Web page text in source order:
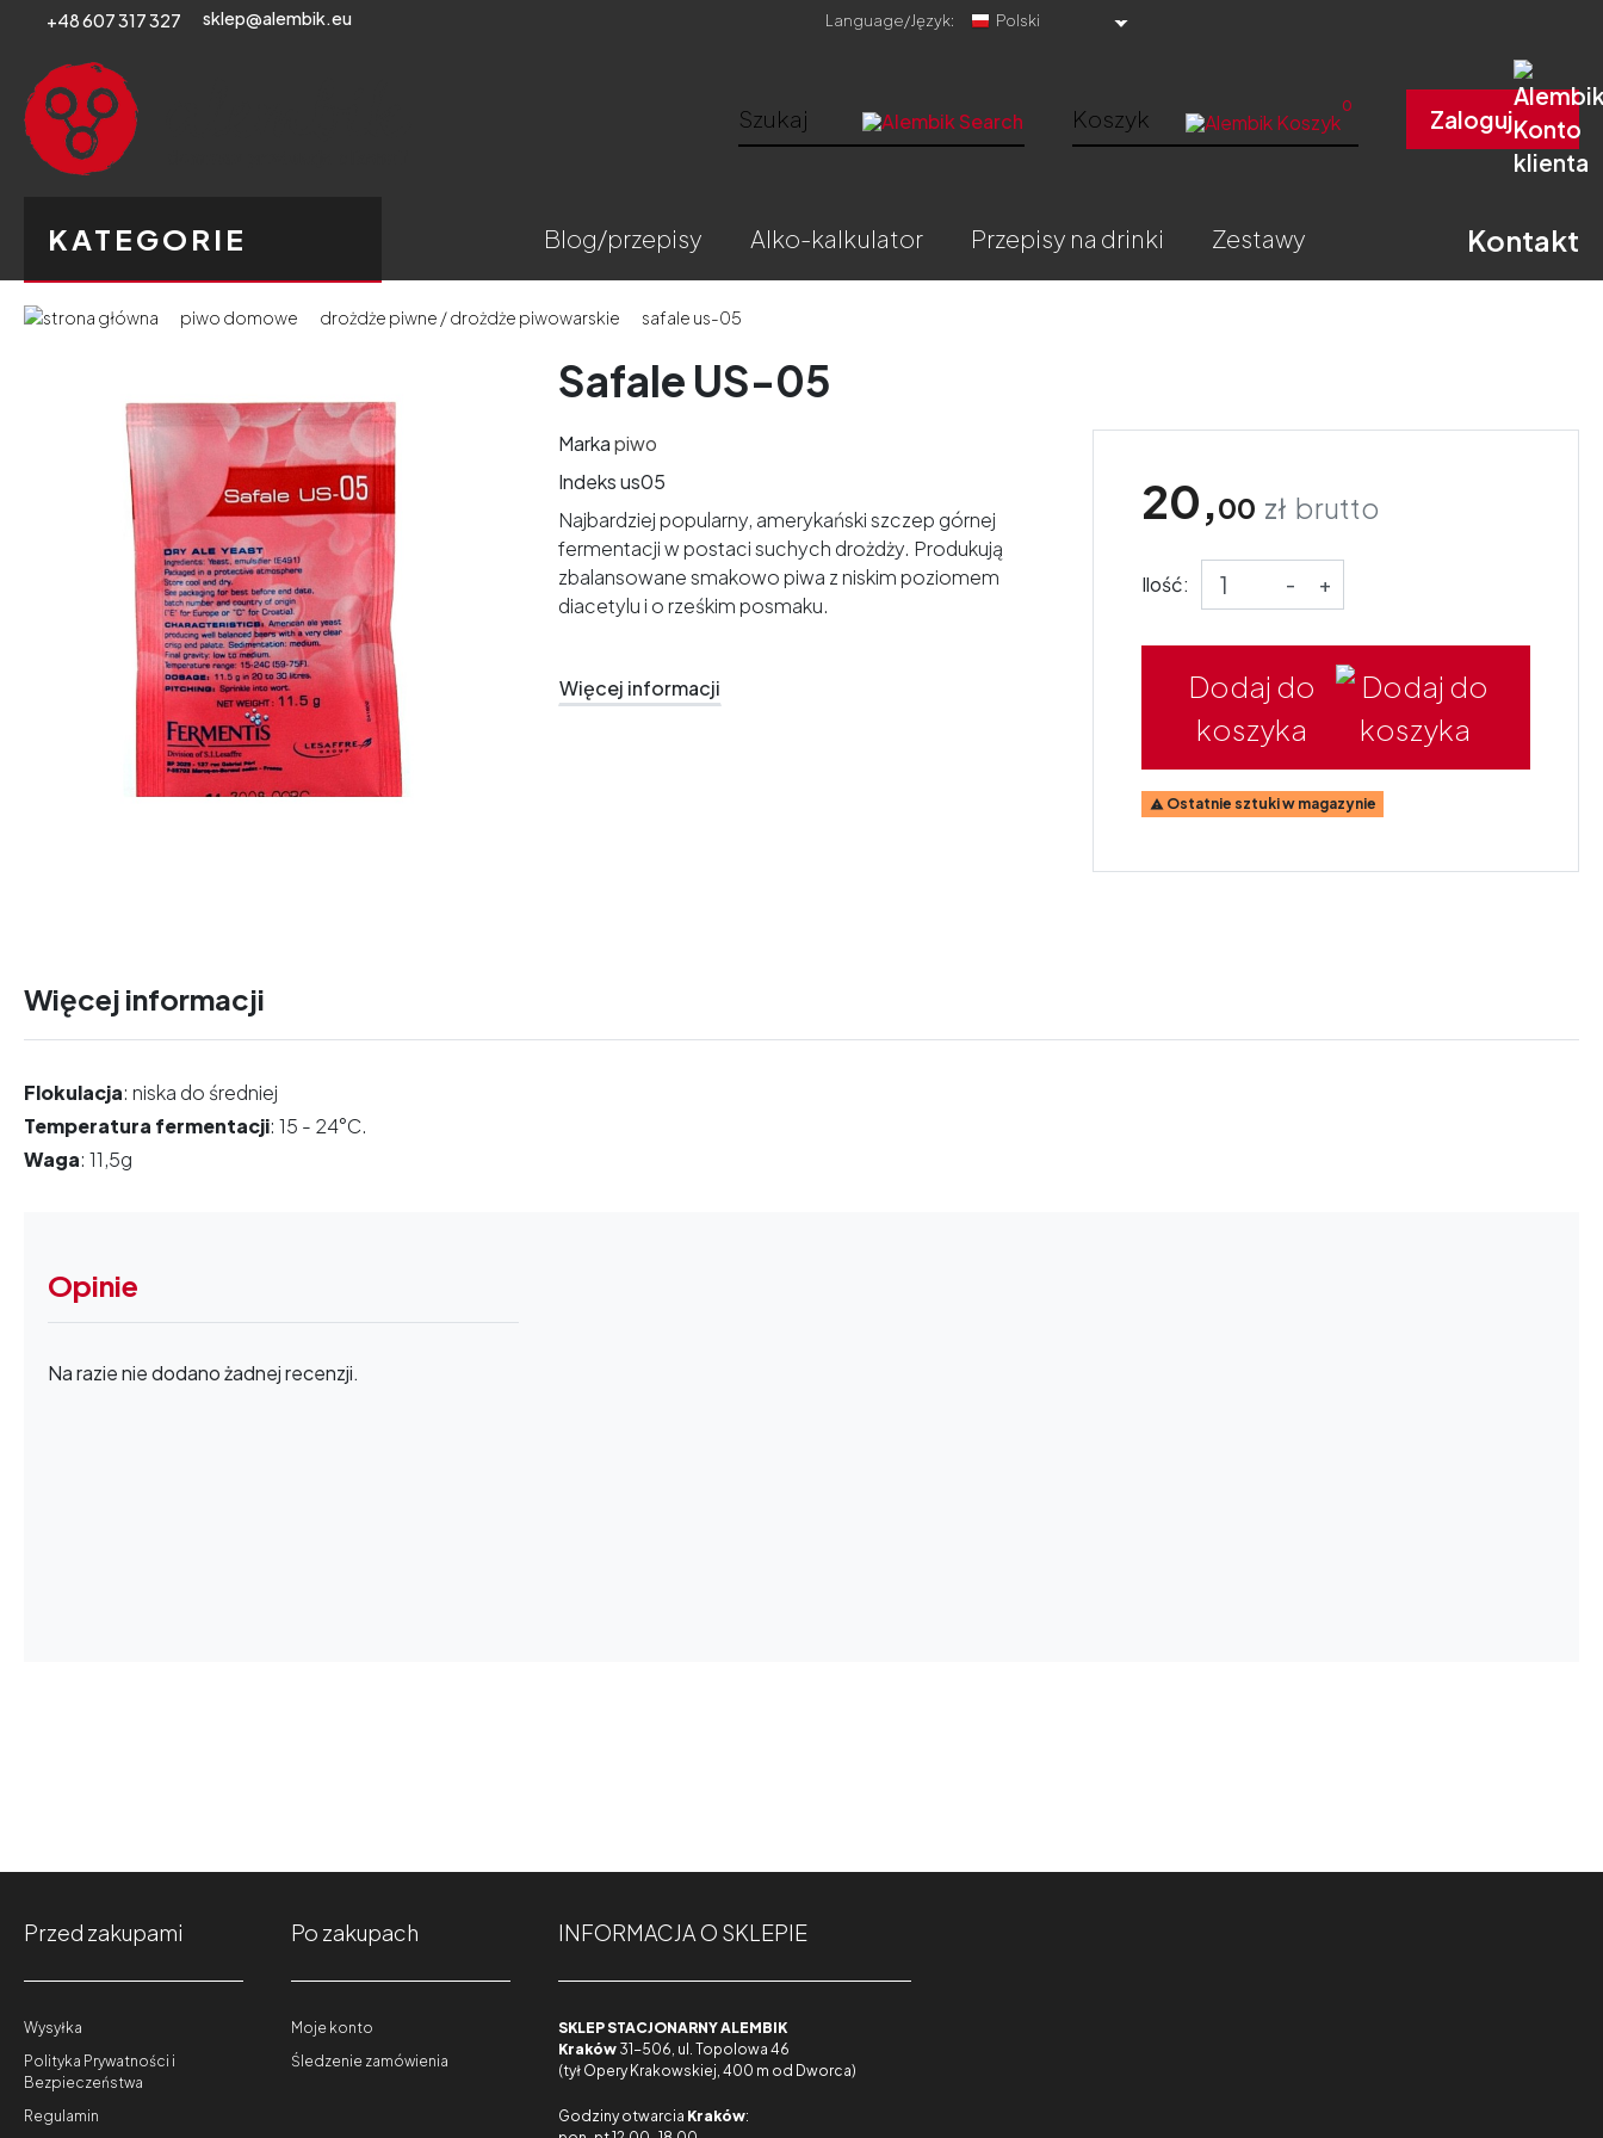
+48 607 317 327 sklep@alembik.eu Language/Język: Polski
Koszyk 0 Zaloguj
KATEGORIE blog/przepisy alko-kalkulator przepisy na drinki zestawy Kontakt
piwo domowe drożdże piwne / drożdże piwowarskie safale us-05
Safale US-05
Markapiwo
Indeksus05
Najbardziej popularny, amerykański szczep górnej
fermentacji w postaci suchych drożdży. Produkują
zbalansowane smakowo piwa z niskim poziomem
diacetylu i o rześkim posmaku.
Więcej informacji
20,00 zł brutto
Ilość: - +
Dodaj do
koszyka
 Ostatnie sztuki w magazynie
Więcej informacji
Flokulacja: niska do średniej
Temperatura fermentacji: 15 - 24°C.
Waga: 11,5g
Opinie
Na razie nie dodano żadnej recenzji.
Przed zakupami
Wysyłka
Polityka Prywatności i
Bezpieczeństwa
Regulamin
Po zakupach
Moje konto
Śledzenie zamówienia
INFORMACJA O SKLEPIE
SKLEP STACJONARNY ALEMBIK
Kraków 31-506, ul. Topolowa 46
(tył Opery Krakowskiej, 400 m od Dworca)
Godziny otwarcia Kraków: